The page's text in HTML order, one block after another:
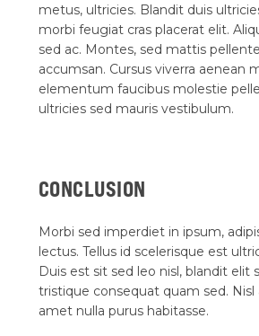
metus, ultricies. Blandit duis
morbi feugiat cras placerat elit.
sed ac. Montes, sed mattis
accumsan. Cursus viverra aenean
elementum faucibus molestie
ultricies sed mauris vestibulum.
CONCLUSION
Morbi sed imperdiet in ipsum,
lectus. Tellus id scelerisque est
Duis est sit sed leo nisl, blandit elit
tristique consequat quam sed. Nisl
amet nulla purus habitasse.